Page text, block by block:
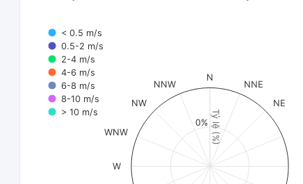
Tỷ lệ (%)
< 0.5 m/s
0.5-2 m/s
2-4 m/s
4-6 m/s
6-8 m/s
8-10 m/s
> 10 m/s
N
NNE
NE
W
WNW
NW
NNW
0%